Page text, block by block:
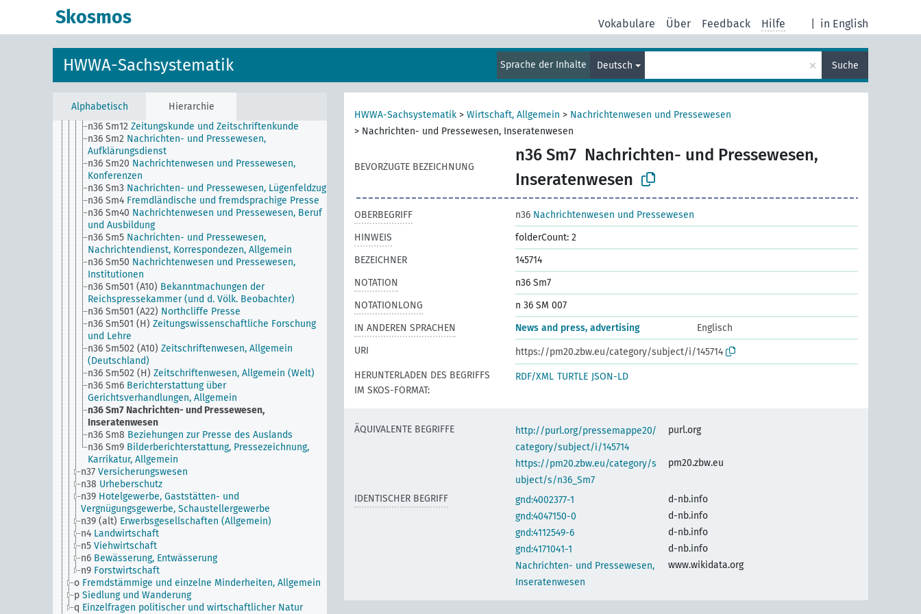
Skosmos in English
Vokabulare Über Feedback Hilfe
HWWA-Sachsystematik Sprache der Inhalte Deutsch × Suche
Alphabetisch Hierarchie
n30 Eisenbahnwesen
n34 Postwesen, Telegraphenwesen und
n36 Nachrichtenwesen und Pressewesen
n36 Sm12 Zeitungskunde und Zeitschriftenkunde
n36 Sm2 Nachrichten- und Pressewesen,
Aufklärungsdienst
n36 Sm20 Nachrichtenwesen und Pressewesen,
Konferenzen
n36 Sm3 Nachrichten- und Pressewesen, Lügenfeldzug
n36 Sm4 Fremdländische und fremdsprachige Presse
n36 Sm40 Nachrichtenwesen und Pressewesen, Beruf
und Ausbildung
n36 Sm5 Nachrichten- und Pressewesen,
Nachrichtendienst, Korrespondezen, Allgemein
n36 Sm50 Nachrichtenwesen und Pressewesen,
Institutionen
n36 Sm501 (A10) Bekanntmachungen der
Reichspressekammer (und d. Völk. Beobachter)
n36 Sm501 (A22) Northcliffe Presse
n36 Sm501 (H) Zeitungswissenschaftliche Forschung
und Lehre
n36 Sm502 (A10) Zeitschriftenwesen, Allgemein
(Deutschland)
n36 Sm502 (H) Zeitschriftenwesen, Allgemein (Welt)
n36 Sm6 Berichterstattung über
Gerichtsverhandlungen, Allgemein
n36 Sm7 Nachrichten- und Pressewesen,
Inseratenwesen
n36 Sm8 Beziehungen zur Presse des Auslands
n36 Sm9 Bilderberichterstattung, Pressezeichnung,
Karrikatur, Allgemein
n37 Versicherungswesen
n38 Urheberschutz
n39 Hotelgewerbe, Gaststätten- und
Vergnügungsgewerbe, Schaustellergewerbe
n39 (alt) Erwerbsgesellschaften (Allgemein)
n4 Landwirtschaft
n5 Viehwirtschaft
n6 Bewässerung, Entwässerung
n9 Forstwirtschaft
o Fremdstämmige und einzelne Minderheiten, Allgemein
p Siedlung und Wanderung
q Einzelfragen politischer und wirtschaftlicher Natur
HWWA-Sachsystematik > Wirtschaft, Allgemein > Nachrichtenwesen und Pressewesen
> Nachrichten- und Pressewesen, Inseratenwesen
BEVORZUGTE BEZEICHNUNG
n36 Sm7 Nachrichten- und Pressewesen,
Inseratenwesen
OBERBEGRIFF n36 Nachrichtenwesen und Pressewesen
HINWEIS
folderCount: 2
BEZEICHNER
145714
NOTATION
n36 Sm7
NOTATIONLONG
n 36 SM 007
IN ANDEREN SPRACHEN
News and press, advertising
Englisch
URI
https://pm20.zbw.eu/category/subject/i/145714
HERUNTERLADEN DES BEGRIFFS
IM SKOS-FORMAT:
RDF/XML TURTLE JSON-LD
ÄQUIVALENTE BEGRIFFE
http://purl.org/pressemappe20/
category/subject/i/145714
purl.org
https://pm20.zbw.eu/category/s
ubject/s/n36_Sm7
pm20.zbw.eu
IDENTISCHER BEGRIFF gnd:4002377-1
d-nb.info
gnd:4047150-0
d-nb.info
gnd:4112549-6
d-nb.info
gnd:4171041-1
d-nb.info
Nachrichten- und Pressewesen,
Inseratenwesen
www.wikidata.org